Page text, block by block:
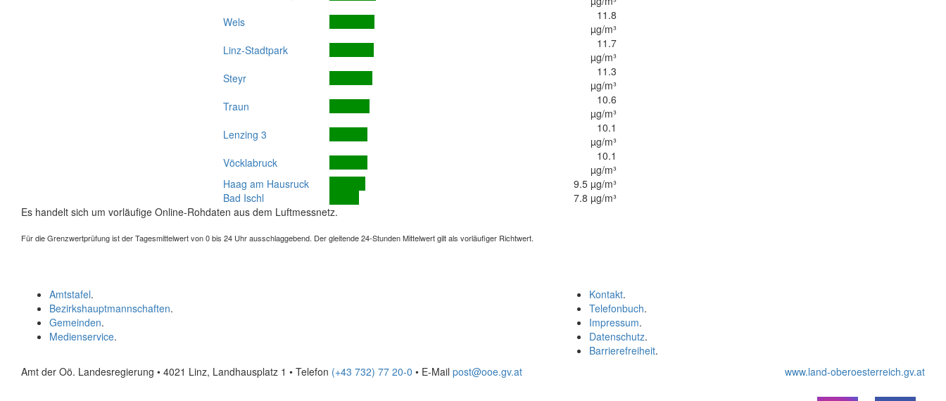
Wels
11.8
µg/m³
Linz-Stadtpark
11.7
µg/m³
Steyr
11.3
µg/m³
Traun
10.6
µg/m³
Lenzing 3
10.1
µg/m³
Vöcklabruck
10.1
µg/m³
Haag am Hausruck
9.5 µg/m³
Bad Ischl
7.8 µg/m³
Es handelt sich um vorläufige Online-Rohdaten aus dem Luftmessnetz.
Für die Grenzwertprüfung ist der Tagesmittelwert von 0 bis 24 Uhr ausschlaggebend. Der gleitende 24-Stunden Mittelwert gilt als vorläufiger Richtwert.
Kontakt.
Telefonbuch.
Impressum.
Datenschutz.
Barrierefreiheit.
Amtstafel.
Bezirkshauptmannschaften.
Gemeinden.
Medienservice.
Amt der Oö. Landesregierung • 4021 Linz, Landhausplatz 1 • Telefon (+43 732) 77 20-0 • E-Mail post@ooe.gv.at www.land-oberoesterreich.gv.at